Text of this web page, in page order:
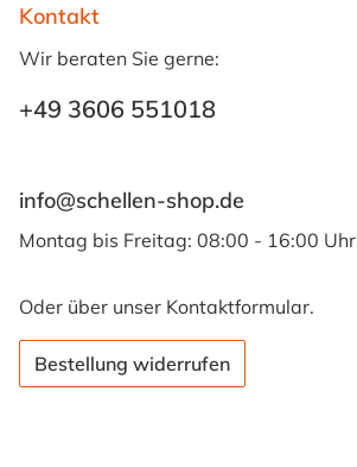
Kontakt
Wir beraten Sie gerne:
+49 3606 551018
info@schellen-shop.de
Montag bis Freitag: 08:00 - 16:00 Uhr
Oder über unser Kontaktformular.
Bestellung widerrufen